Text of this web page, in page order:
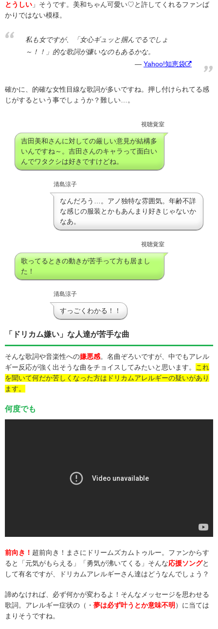
とうしい 」そうです。美和ちゃん可愛い♡と許してくれるファンば
かりではない模様。
私も女ですが、「女心ギュッと掴んでるでしょ
～！！」的な歌詞が嫌いなのもあるかな。
Yahoo!知恵袋
確かに、的確な女性目線な歌詞が多いですね。押し付けられてる感
じがするという事でしょうか？難しい…。
視聴覚室
吉田美和さんに対しての厳しい意見が結構多
いんですね～。吉田さんのキャラって面白い
んでワタクシは好きですけどね。
清島涼子
なんだろう…。アノ独特な雰囲気。年齢不詳
な感じの服装とかもあんまり好きじゃないか
なあ。
視聴覚室
歌ってるときの動きが苦手って方も居まし
た！
清島涼子
すっごくわかる！！
「ドリカム嫌い」な人達が苦手な曲
そんな歌詞や音楽性への嫌悪感。名曲ぞろいですが、中でもアレル
ギー反応が強く出そうな曲をチョイスしてみたいと思います。
これ
を聞いて何だか苦しくなった方はドリカムアレルギーの疑いがあり
ます。
何度でも
前向き！ 超前向き！まさにドリームズカムトゥルー。ファンからす
ると「元気がもらえる」「勇気が沸いてくる」そんな応援ソングと
して有名ですが、ドリカムアレルギーさん達はどうなんでしょう？
諦めなければ、必ず何かが変わるよ！そんなメッセージを思わせる
歌詞。アレルギー症状の（・ 夢は必ず叶うとか意味不明 ）に当ては
まりそうですね。